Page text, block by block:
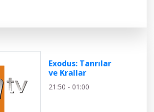
Exodus: Tanrılar
ve Krallar
21:50 - 01:00